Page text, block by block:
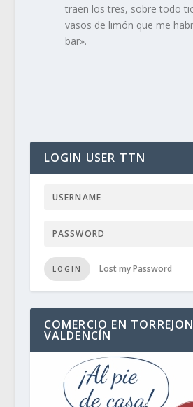
traen los tres, sobre todo
vasos de limón que me
bar».
LOGIN USER TTN
LOGIN Lost my Password
COMERCIO EN
VALDENCÍN